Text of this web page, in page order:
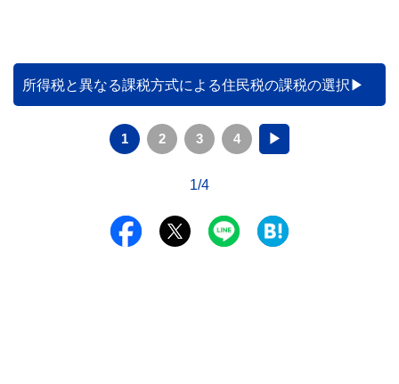
所得税と異なる課税方式による住民税の課税の選択
1 2 3 4 ▶
1/4